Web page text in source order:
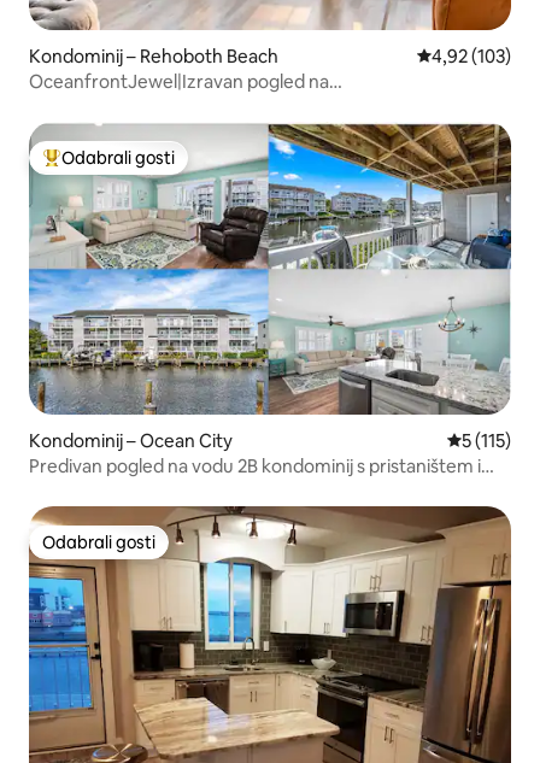
Kondominij – Rehoboth Beach Prosječna
4,92 (103)
OceanfrontJewel|Izravan pogled na
Među najviše rangiranima s oznakom „Odabrali gosti”
Odabrali gosti
Kondominij – Ocean City Prosječna
5 (115)
Predivan pogled na vodu 2B kondominij s pristaništem i
Odabrali gosti
Odabrali gosti